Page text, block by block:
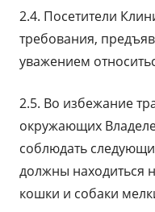
2.4. Посетители
требования,
уважением
2.5. Во избежание
окружающих
соблюдать
должны находиться
кошки и собаки